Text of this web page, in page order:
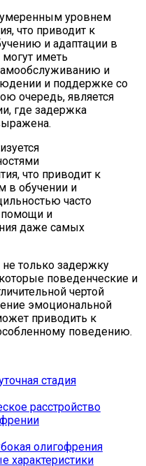
умеренным уровнем
что приводит к
и адаптации в
иметь
и
и поддержке со
очередь, является
где задержка
что приводит к
в обучении и
часто
помощи и
даже самых
только задержку
поведенческие и
чертой
эмоциональной
приводить к
поведению.
стадия
расстройство
олигофрения
характеристики